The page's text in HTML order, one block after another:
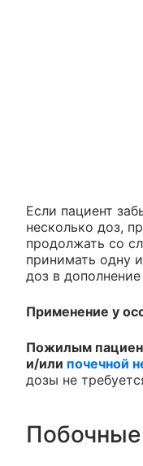
Если пациент
несколько доз,
продолжать со
принимать одну
доз в
Применение у
Пожилым
и/или почечной
дозы не
Побочные